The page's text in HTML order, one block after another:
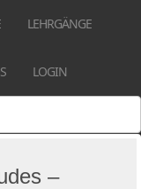
LEHRGÄNGE
LOGIN
–